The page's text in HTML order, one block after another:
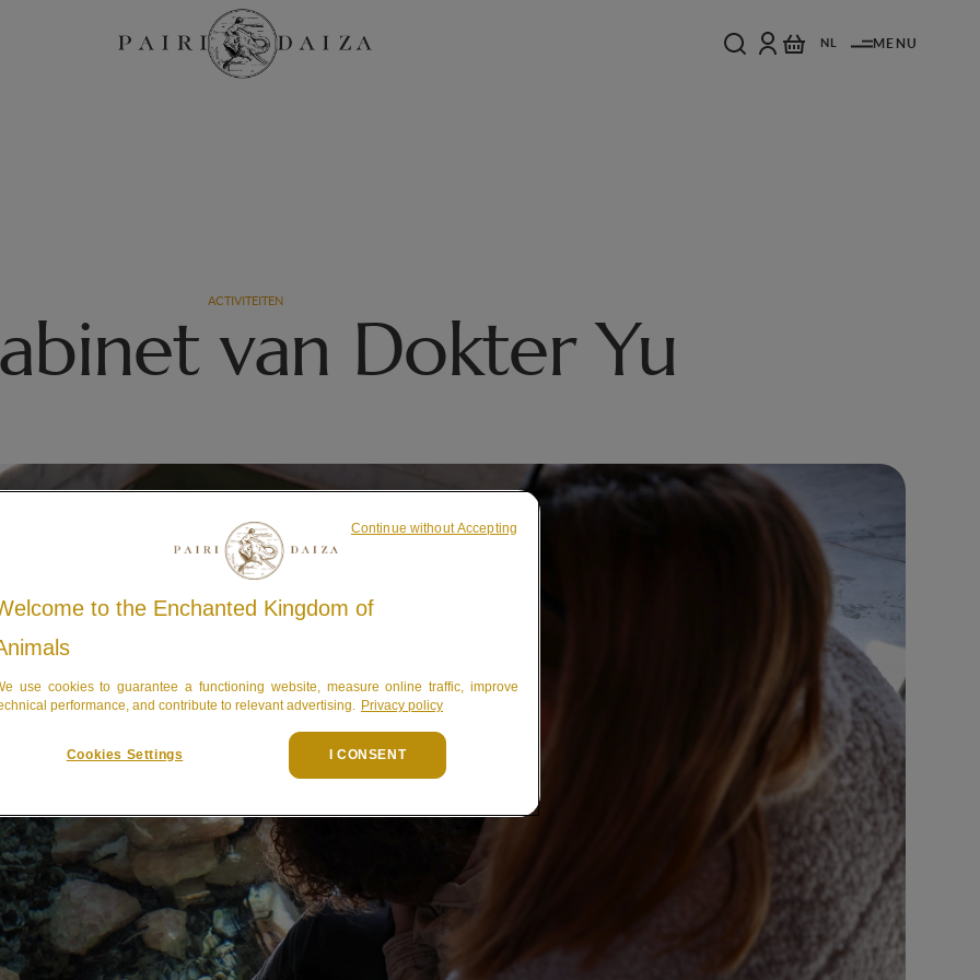
NL MENU
ACTIVITEITEN
van Dokter Yu
to the Enchanted Kingdom of
use cookies to guarantee a functioning website, measure online traffic, improve
performance, and contribute to relevant advertising. Privacy policy
Cookies Settings I CONSENT
Continue without Accepting